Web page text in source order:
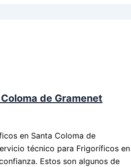
de Gramenet
en Santa Coloma de
técnico para Frigoríficos en
Estos son algunos de